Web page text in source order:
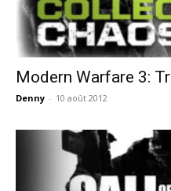
Modern Warfare 3:
Denny - 10 août 2012